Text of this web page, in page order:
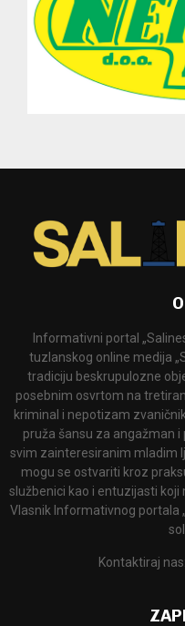
Informativni portal
tuzlanskog online medija
tradiciju beskrupulozne
posebnim osvrtom na
kriminal i nepotizam
pruža šansu za angažman
svim zainteresiranim mladim
mogu se ostvariti kroz
službenici kao i entuzijasti
Vlasnik Informativnog portala
Kontaktiraj nas: